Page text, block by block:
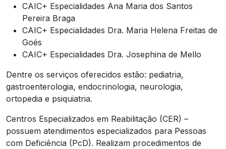
CAIC+ Especialidades Ana Maria dos Santos
Pereira Braga
CAIC+ Especialidades Dra. Maria Helena Freitas de
Goés
CAIC+ Especialidades Dra. Josephina de Mello
Dentre os serviços oferecidos estão: pediatria,
gastroenterologia, endocrinologia, neurologia,
ortopedia e psiquiatria.
Centros Especializados em Reabilitação (CER) –
possuem atendimentos especializados para Pessoas
com Deficiência (PcD). Realizam procedimentos de